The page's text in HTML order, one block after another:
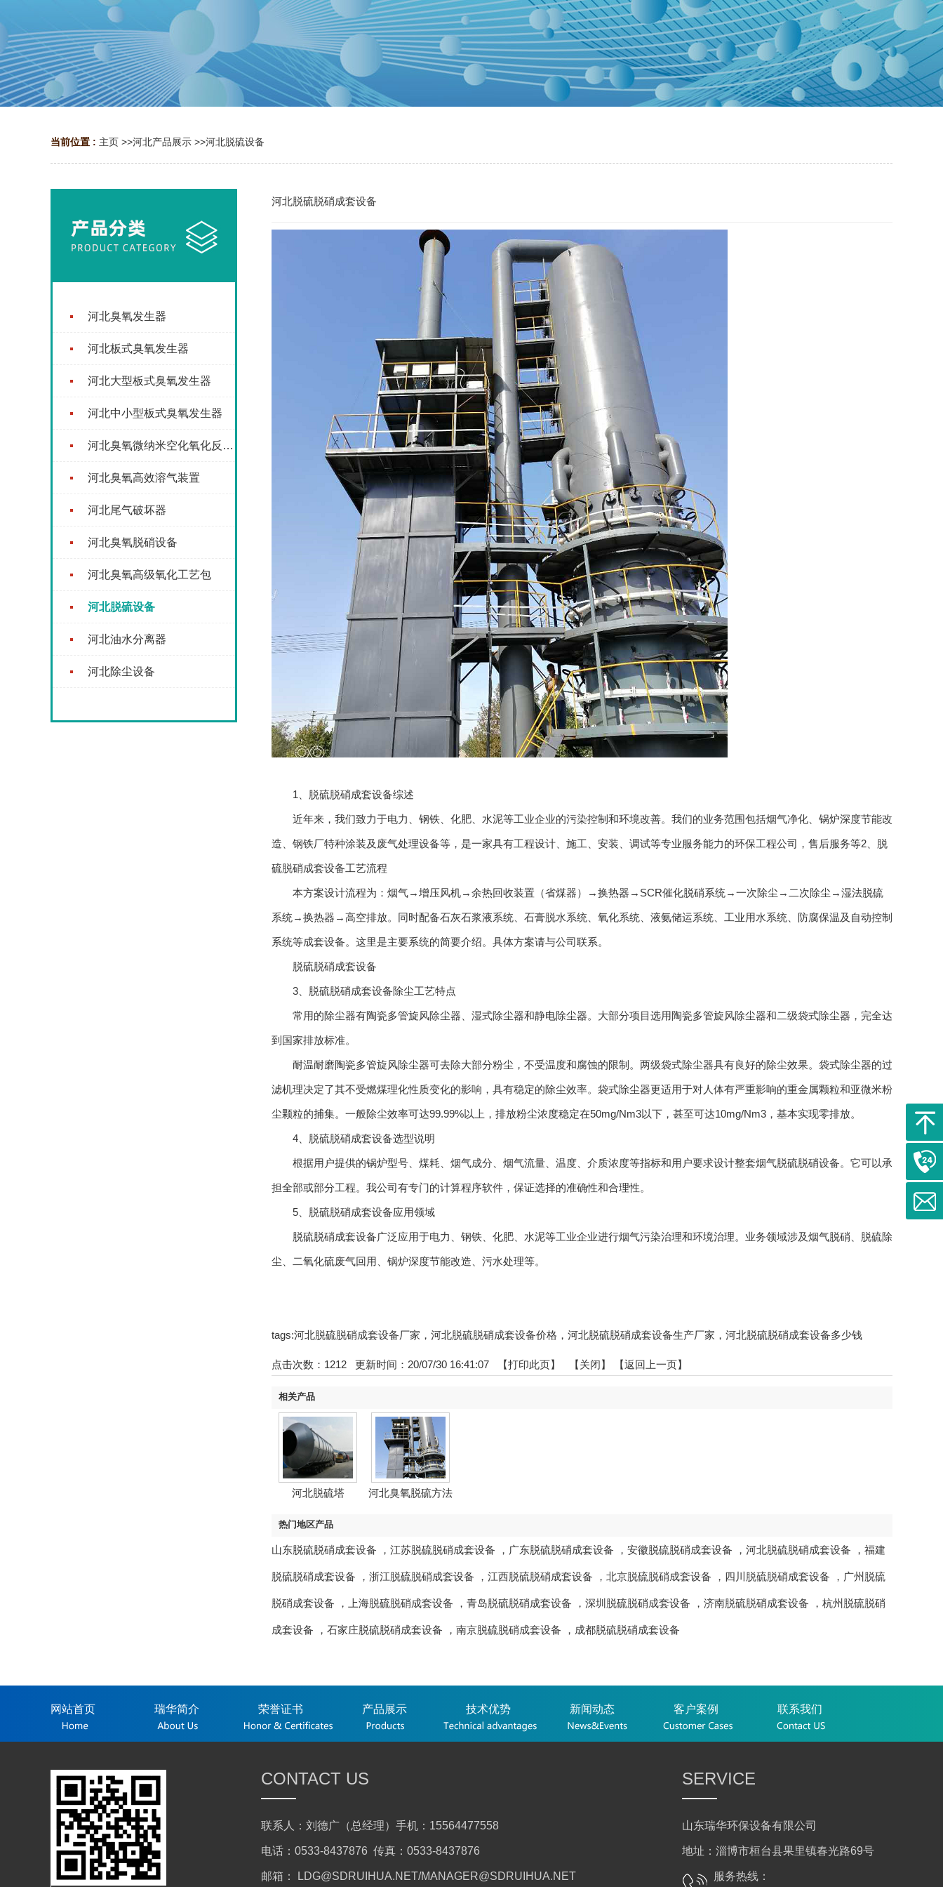
当前位置 : 主页 >>河北产品展示 >>河北脱硫设备
河北臭氧发生器
河北板式臭氧发生器
河北大型板式臭氧发生器
河北中小型板式臭氧发生器
河北臭氧微纳米空化氧化反应器
河北臭氧高效溶气装置
河北尾气破坏器
河北臭氧脱硝设备
河北臭氧高级氧化工艺包
河北脱硫设备
河北油水分离器
河北除尘设备
河北脱硫脱硝成套设备
1、脱硫脱硝成套设备综述
近年来，我们致力于电力、钢铁、化肥、水泥等工业企业的污染控制和环境改善。我们的业务范围包括烟气净化、锅炉深度节能改
造、钢铁厂特种涂装及废气处理设备等，是一家具有工程设计、施工、安装、调试等专业服务能力的环保工程公司，售后服务等2、脱
硫脱硝成套设备工艺流程
本方案设计流程为：烟气→增压风机→余热回收装置（省煤器）→换热器→SCR催化脱硝系统→一次除尘→二次除尘→湿法脱硫
系统→换热器→高空排放。同时配备石灰石浆液系统、石膏脱水系统、氧化系统、液氨储运系统、工业用水系统、防腐保温及自动控制
系统等成套设备。这里是主要系统的简要介绍。具体方案请与公司联系。
脱硫脱硝成套设备
3、脱硫脱硝成套设备除尘工艺特点
常用的除尘器有陶瓷多管旋风除尘器、湿式除尘器和静电除尘器。大部分项目选用陶瓷多管旋风除尘器和二级袋式除尘器，完全达
到国家排放标准。
耐温耐磨陶瓷多管旋风除尘器可去除大部分粉尘，不受温度和腐蚀的限制。两级袋式除尘器具有良好的除尘效果。袋式除尘器的过
滤机理决定了其不受燃煤理化性质变化的影响，具有稳定的除尘效率。袋式除尘器更适用于对人体有严重影响的重金属颗粒和亚微米粉
尘颗粒的捕集。一般除尘效率可达99.99%以上，排放粉尘浓度稳定在50mg/Nm3以下，甚至可达10mg/Nm3，基本实现零排放。
4、脱硫脱硝成套设备选型说明
根据用户提供的锅炉型号、煤耗、烟气成分、烟气流量、温度、介质浓度等指标和用户要求设计整套烟气脱硫脱硝设备。它可以承
担全部或部分工程。我公司有专门的计算程序软件，保证选择的准确性和合理性。
5、脱硫脱硝成套设备应用领域
脱硫脱硝成套设备广泛应用于电力、钢铁、化肥、水泥等工业企业进行烟气污染治理和环境治理。业务领域涉及烟气脱硝、脱硫除
尘、二氧化硫废气回用、锅炉深度节能改造、污水处理等。
tags:河北脱硫脱硝成套设备厂家，河北脱硫脱硝成套设备价格，河北脱硫脱硝成套设备生产厂家，河北脱硫脱硝成套设备多少钱
点击次数： 1212 更新时间：20/07/30 16:41:07 【打印此页】 【关闭】 【返回上一页】
相关产品
河北脱硫塔 河北臭氧脱硫方法
热门地区产品
山东脱硫脱硝成套设备 ， 江苏脱硫脱硝成套设备 ， 广东脱硫脱硝成套设备 ， 安徽脱硫脱硝成套设备 ， 河北脱硫脱硝成套设备 ， 福建
脱硫脱硝成套设备 ， 浙江脱硫脱硝成套设备 ， 江西脱硫脱硝成套设备 ， 北京脱硫脱硝成套设备 ， 四川脱硫脱硝成套设备 ， 广州脱硫
脱硝成套设备 ， 上海脱硫脱硝成套设备 ， 青岛脱硫脱硝成套设备 ， 深圳脱硫脱硝成套设备 ， 济南脱硫脱硝成套设备 ， 杭州脱硫脱硝
成套设备 ， 石家庄脱硫脱硝成套设备 ， 南京脱硫脱硝成套设备 ， 成都脱硫脱硝成套设备
网站首页 瑞华简介 荣誉证书 产品展示 技术优势 新闻动态 客户案例 联系我们
CONTACT US
联系人：刘德广（总经理）手机：15564477558
电话：0533-8437876 传真：0533-8437876
邮箱： LDG@SDRUIHUA.NET/MANAGER@SDRUIHUA.NET
SERVICE
山东瑞华环保设备有限公司
地址：淄博市桓台县果里镇春光路69号
服务热线：